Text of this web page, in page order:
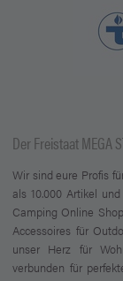
Der Freistaat MEGA
Wir sind eure Profis
als 10.000 Artikel
Camping Online
Accessoires für
unser Herz für
verbunden für